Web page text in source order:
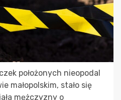
położonych nieopodal
małopolskim, stało się
mężczyzny o